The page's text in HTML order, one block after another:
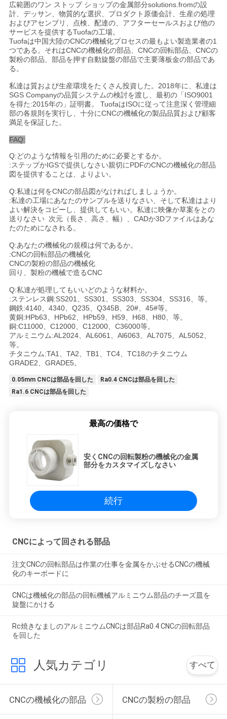
広範囲のワン ストップ ショップの金属部分solutions.fromの設
計、デッサン、物質的な選択、プロダクト原価会計、生産の処理
およびアセンブリ、点検、配達の、アフターセールスおよび他の
サービスを提供するTuofaの工場。
Tuofaは中国大陸のCNCの機械化プロセスの最もよい製造業者の1
つである。それはCNCの機械化の部品、CNCの回転部品、CNCの
製粉の部品、部品を押す自動旋盤の部品で主要薄板金の部品であ
る。
私達は質および生産環境をたくさん投資した。2018年に、私達は
SGS Companyの品質システムの検討を渡し、最初の「ISO9001
を得た:2015年の」証明書。 TuofaはISOに従って注意深く管理細
部の各規則を実行し、十分にCNCの機械化の製品品質および顧客
満足を保証した。
FAQ:
Q:どのような情報を引用のために必要とするか。
:ステップかIGSで提供しなさい親切にPDFのCNCの機械化の部品
図を提供することは、よりよい。
Q:私達は何をCNCの部品図がなければしましょうか。
:私達の工場にあなたのサンプルを送りなさい、そして私達はより
よい解決をコピーし、提供してもいい。私達に映像か草案をとの
送りなさい 次元（長さ、高さ、幅）、CADか3Dファイルはあな
たのためになされる。
Q:あなたの機械化の規模は何であるか。
:CNCの回転部品の機械化
CNCの製粉の部品の機械化
回り、製粉の機械で造るCNC
Q:私達が処理してもいいどのような材料か。
:ステンレス鋼:SS201、SS301、SS303、SS304、SS316、等。
鋼鉄:4140、4340、Q235、Q345B、20#、45#等。
黄銅:HPb63、HPb62、HPb59、H59、H68、H80、等。
銅:C11000、C12000、C12000、C36000等。
アルミニウム:AL2024、AL6061、Al6063、AL7075、AL5052、
等。
チタニウム:TA1、TA2、TB1、TC4、TC18のチタニウム
GRADE2、GRADE5。
0.05mm CNCは部品を回した
Ra0.4 CNCは部品を回した
Ra1.6 CNCは部品を回した
最高の価格で
安くCNCの回転製粉の機械化の金属
部分をカスタマイズしなさい
続行
CNCによって回される部品
注文CNCの回転部品は作業の仕事を金属をかぶせるCNCの機械
化のキーボードに
CNCは機械化の部品の回転機械アルミニウム部品のチーズ皿を
旋盤にかける
Rc焼きなましのアルミニウムCNCは部品Ra0.4 CNCの回転部品
を回した
人気カテゴリ すべて
CNCの機械化の部品 CNCの製粉の部品